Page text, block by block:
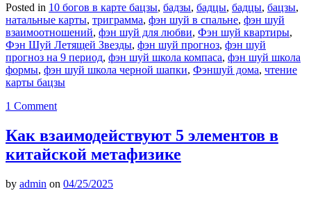
Posted in 10 богов в карте бацзы, бадзы, бадцы, бадцы, бацзы,
натальные карты, триграмма, фэн шуй в спальне, фэн шуй
взаимоотношений, фэн шуй для любви, Фэн шуй квартиры,
Фэн Шуй Летящей Звезды, фэн шуй прогноз, фэн шуй
прогноз на 9 период, фэн шуй школа компаса, фэн шуй школа
формы, фэн шуй школа черной шапки, Фэншуй дома, чтение
карты бацзы
1 Comment
Как взаимодействуют 5 элементов в
китайской метафизике
by admin on 04/25/2025